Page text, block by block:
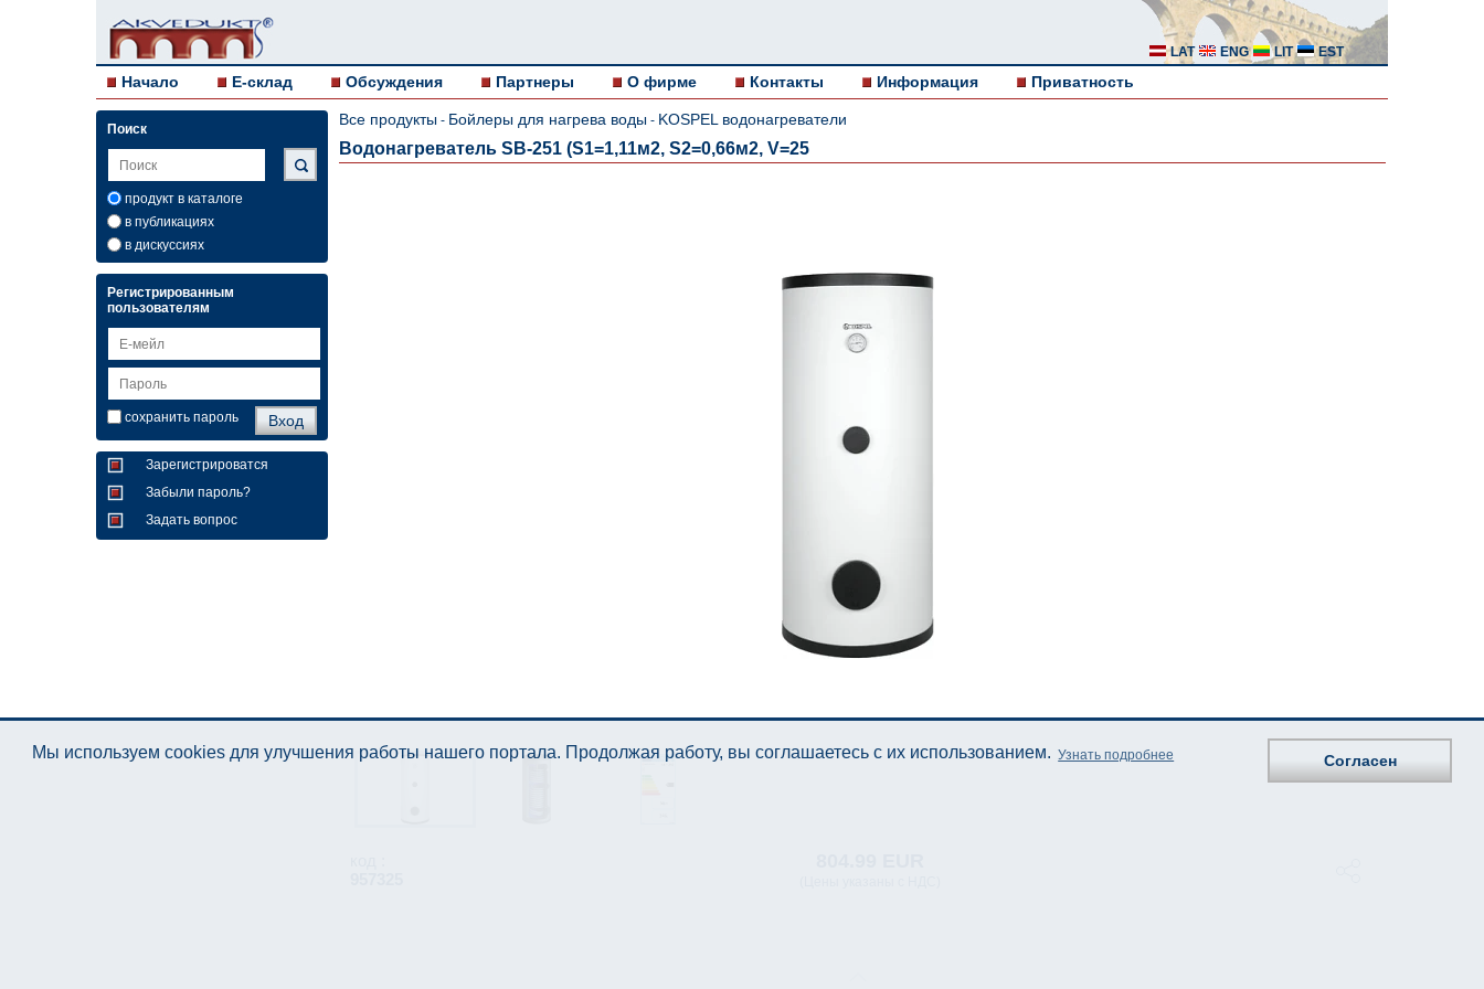
LAT ENG LIT EST
Начало E-склад Обсуждения Партнеры О фирме Контакты Информация Приватность
Поиск
продукт в каталоге
в публикациях
в дискуссиях
Регистрированным
пользователям
сохранить пароль
Зарегистрироватся
Забыли пароль?
Задать вопрос
Все продукты - Бойлеры для нагрева воды - KOSPEL водонагреватели
Водонагреватель SB-251 (S1=1,11м2, S2=0,66м2, V=25
Мы используем cookies для улучшения работы нашего портала. Продолжая работу, вы соглашаетесь с их использованием. Узнать подробнее Согласен